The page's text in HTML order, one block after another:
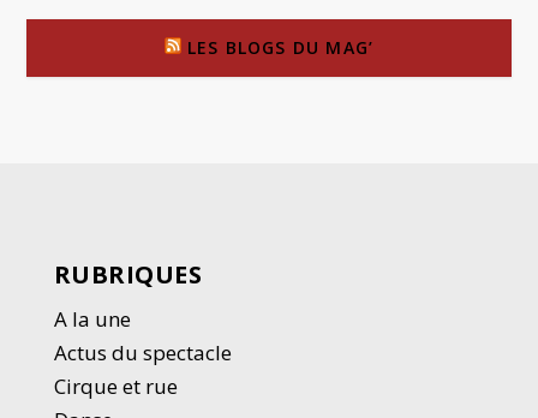
LES BLOGS DU MAG’
RUBRIQUES
A la une
Actus du spectacle
Cirque et rue